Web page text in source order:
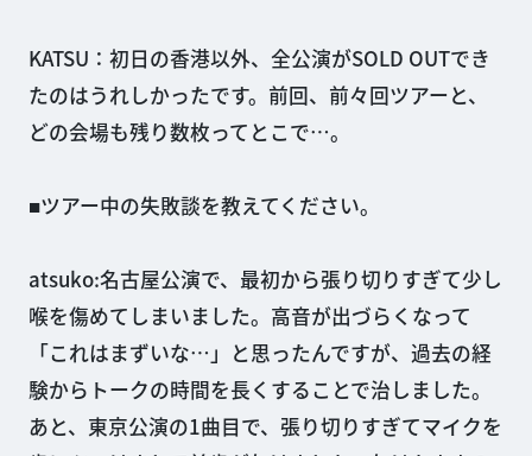
KATSU：初日の香港以外、全公演がSOLD OUTでき
たのはうれしかったです。前回、前々回ツアーと、
どの会場も残り数枚ってとこで…。
■ツアー中の失敗談を教えてください。
atsuko:名古屋公演で、最初から張り切りすぎて少し
喉を傷めてしまいました。高音が出づらくなって
「これはまずいな…」と思ったんですが、過去の経
験からトークの時間を長くすることで治しました。
あと、東京公演の1曲目で、張り切りすぎてマイクを